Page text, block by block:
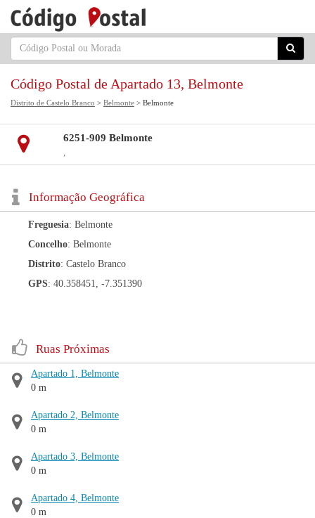
Código Postal de Apartado 13, Belmonte
Distrito de Castelo Branco > Belmonte > Belmonte
6251-909 Belmonte
,
Informação Geográfica
Freguesia: Belmonte
Concelho: Belmonte
Distrito: Castelo Branco
GPS: 40.358451, -7.351390
Ruas Próximas
Apartado 1, Belmonte
0 m
Apartado 2, Belmonte
0 m
Apartado 3, Belmonte
0 m
Apartado 4, Belmonte
0 m